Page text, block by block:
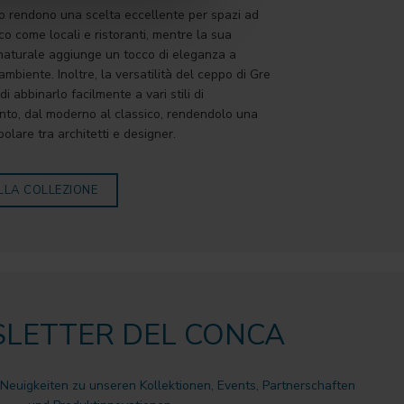
rendono una scelta eccellente per spazi ad
come locali e ristoranti, mentre la sua
aggiunge un tocco di eleganza a
Inoltre, la versatilità del ceppo di Gre
abbinarlo facilmente a vari stili di
dal moderno al classico, rendendolo una
tra architetti e designer.
COLLEZIONE
DEL CONCA
zu unseren Kollektionen, Events, Partnerschaften